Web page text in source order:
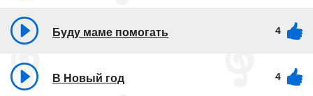
Буду маме помогать 4
В Новый год 4